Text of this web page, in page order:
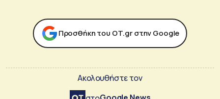
Προσθήκη του ΟΤ.gr στην Google
Ακολουθήστε τον